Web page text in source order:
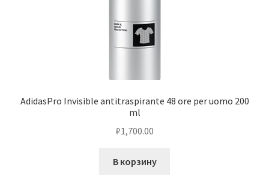
AdidasPro Invisible antitraspirante 48 ore per uomo 200
ml
₽1,700.00
В корзину